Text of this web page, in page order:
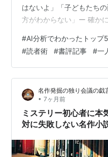
はないよ」「子どもたち
方がわからない」ー 確か
うんだ。 しかし、本当に
も時間を作ればできるは
やテレビ、ゲームなどし
を少しでもいいから、削
ず。いつまでもそんなこ
ん。 私は本書を読んで、
#AI分析でわかったトップ
#読者術 #書評記事 #一
名作発掘の独り会議の戯
• 7ヶ月前
ミステリー初心者に本
対に失敗しない名作小